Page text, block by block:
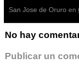
San Jose de Oruro en
No hay
Publicar un